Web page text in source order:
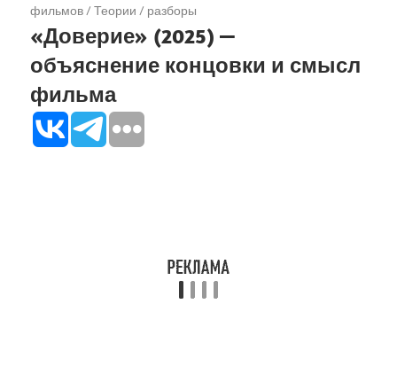
фильмов/Теории / разборы
«Доверие» (2025) —
объяснение концовки и смысл
фильма